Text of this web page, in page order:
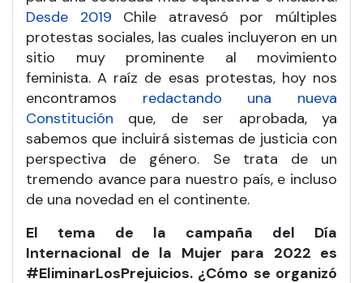
Desde 2019 Chile atravesó por múltiples
protestas sociales, las cuales incluyeron en un
sitio muy prominente al movimiento
feminista. A raíz de esas protestas, hoy nos
encontramos redactando una nueva
Constitución que, de ser aprobada, ya
sabemos que incluirá sistemas de justicia con
perspectiva de género. Se trata de un
tremendo avance para nuestro país, e incluso
de una novedad en el continente.
El tema de la campaña del Día
Internacional de la Mujer para 2022 es
#EliminarLosPrejuicios. ¿Cómo se organizó